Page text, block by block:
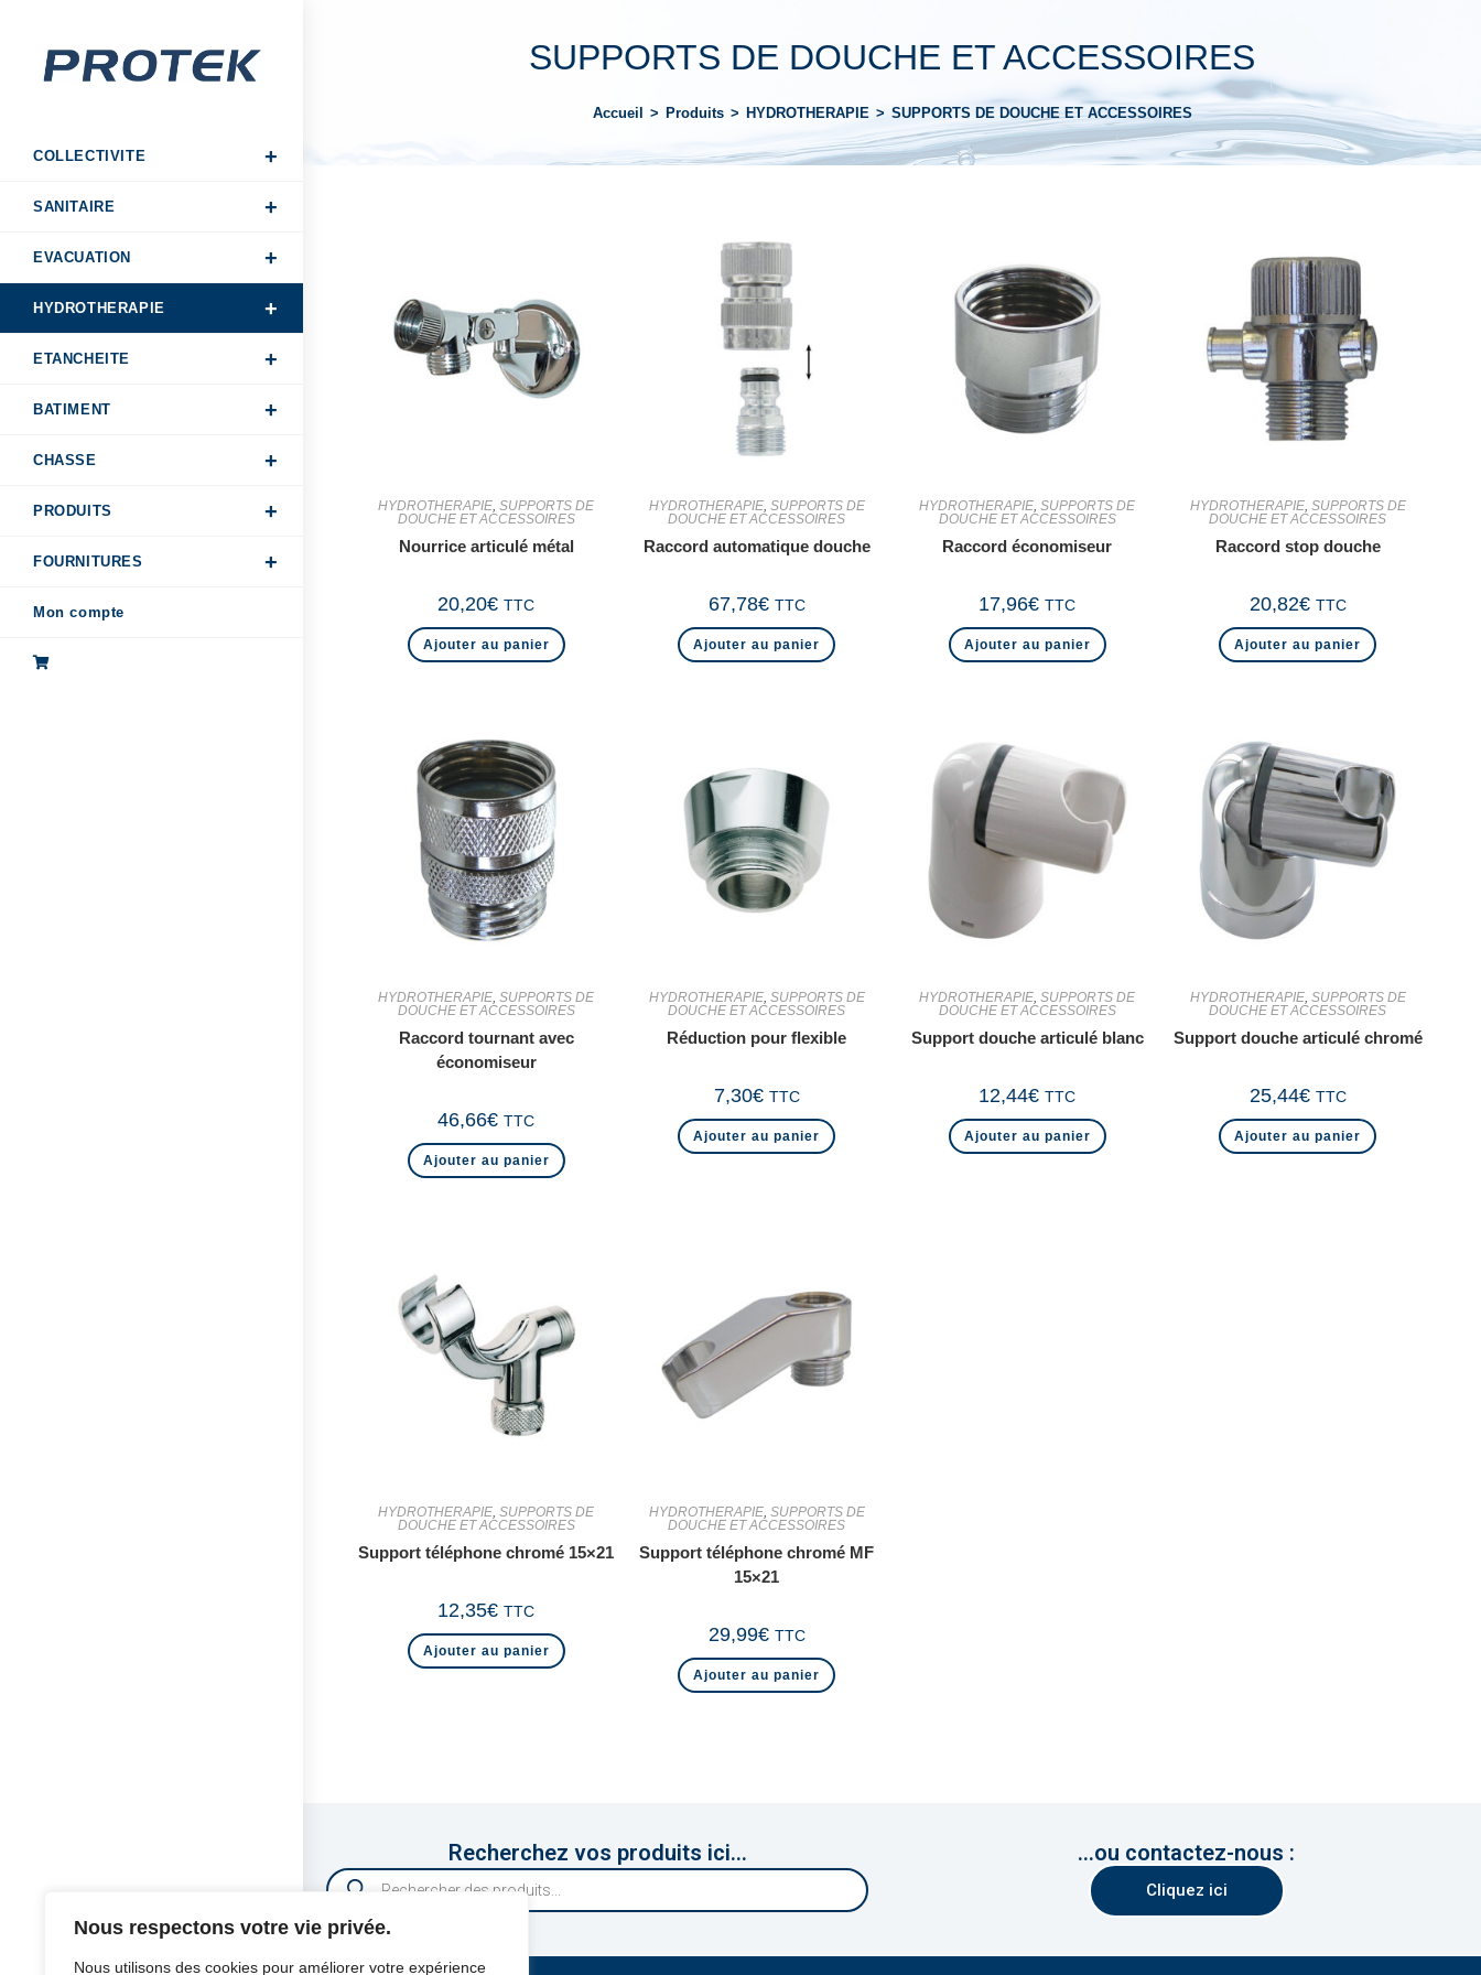
Nous respectons votre vie privée.
Nous utilisons des cookies pour améliorer votre expérience
COLLECTIVITE
SANITAIRE
EVACUATION
HYDROTHERAPIE
ETANCHEITE
BATIMENT
CHASSE
PRODUITS
FOURNITURES
Mon compte
SUPPORTS DE DOUCHE ET ACCESSOIRES
Accueil > Produits > HYDROTHERAPIE > SUPPORTS DE DOUCHE ET ACCESSOIRES
HYDROTHERAPIE,SUPPORTS DE
DOUCHE ET ACCESSOIRES
Nourrice articulé métal
20,20€ TTC
Ajouter au panier
HYDROTHERAPIE, SUPPORTS DE
DOUCHE ET ACCESSOIRES
Raccord automatique douche
67,78€ TTC
Ajouter au panier
HYDROTHERAPIE,SUPPORTS DE
DOUCHE ET ACCESSOIRES
Raccord économiseur
17,96€ TTC
Ajouter au panier
HYDROTHERAPIE, SUPPORTS DE
DOUCHE ET ACCESSOIRES
Raccord stop douche
20,82€ TTC
Ajouter au panier
HYDROTHERAPIE ,SUPPORTS DE
DOUCHE ET ACCESSOIRES
Raccord tournant avec
économiseur
46,66€ TTC
Ajouter au panier
HYDROTHERAPIE, SUPPORTS DE
DOUCHE ET ACCESSOIRES
Réduction pour flexible
7,30€ TTC
Ajouter au panier
HYDROTHERAPIE ,SUPPORTS DE
DOUCHE ET ACCESSOIRES
Support douche articulé blanc
12,44€ TTC
Ajouter au panier
HYDROTHERAPIE, SUPPORTS DE
DOUCHE ET ACCESSOIRES
Support douche articulé chromé
25,44€ TTC
Ajouter au panier
HYDROTHERAPIE,SUPPORTS DE
DOUCHE ET ACCESSOIRES
Support téléphone chromé 15×21
12,35€ TTC
Ajouter au panier
HYDROTHERAPIE, SUPPORTS DE
DOUCHE ET ACCESSOIRES
Support téléphone chromé MF
15×21
29,99€ TTC
Ajouter au panier
Recherchez vos produits ici... ...ou contactez-nous :
Cliquez ici